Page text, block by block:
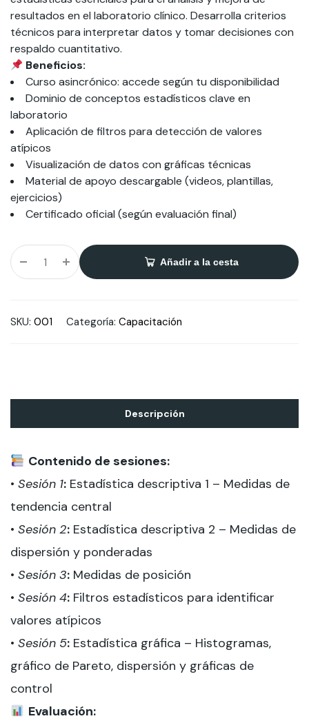
resultados en el laboratorio clínico. Desarrolla criterios
técnicos para interpretar datos y tomar decisiones con
respaldo cuantitativo.
Beneficios:
Curso asincrónico: accede según tu disponibilidad
Dominio de conceptos estadísticos clave en
laboratorio
Aplicación de filtros para detección de valores
atípicos
Visualización de datos con gráficas técnicas
Material de apoyo descargable (videos, plantillas,
ejercicios)
Certificado oficial (según evaluación final)
Añadir a la cesta
SKU: 001 Categoría: Capacitación
Descripción
Contenido de sesiones:
• Sesión 1: Estadística descriptiva 1 – Medidas de
tendencia central
• Sesión 2: Estadística descriptiva 2 – Medidas de
dispersión y ponderadas
• Sesión 3: Medidas de posición
• Sesión 4: Filtros estadísticos para identificar
valores atípicos
• Sesión 5: Estadística gráfica – Histogramas,
gráfico de Pareto, dispersión y gráficas de
control
Evaluación: